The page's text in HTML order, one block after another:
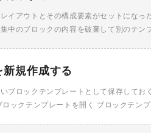
イアウトとその構成要素がセットになっ
中のブロックの内容を破棄して別のテン
規作成する
ブロックテンプレートとして保存してお
ックテンプレートを開く ブロックテン